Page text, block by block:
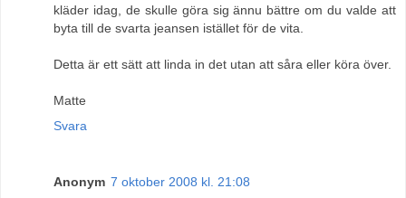
kläder idag, de skulle göra sig ännu bättre om du valde att
byta till de svarta jeansen istället för de vita.
Detta är ett sätt att linda in det utan att såra eller köra över.
Matte
Svara
Anonym 7 oktober 2008 kl. 21:08